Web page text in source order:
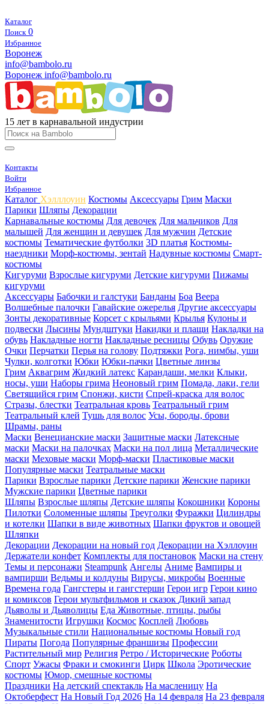
Каталог
Поиск 0
Избранное
Воронеж
info@bambolo.ru
Воронеж info@bambolo.ru
15 лет в карнавальной индустрии
Контакты
Войти
Избранное
Каталог Хэлллоуин Костюмы Аксессуары Грим Маски
Парики Шляпы Декорации
Карнавальные костюмы Для девочек Для мальчиков Для
малышей Для женщин и девушек Для мужчин Детские
костюмы Тематические футболки 3D платья Костюмы-
наездники Морф-костюмы, зентай Надувные костюмы Смарт-
костюмы
Кигуруми Взрослые кигуруми Детские кигуруми Пижамы
кигуруми
Аксессуары Бабочки и галстуки Банданы Боа Веера
Волшебные палочки Гавайские ожерелья Другие аксессуары
Зонты декоративные Корсет с крыльями Крылья Кулоны и
подвески Лысины Мундштуки Накидки и плащи Накладки на
обувь Накладные ногти Накладные ресницы Обувь Оружие
Очки Перчатки Перья на голову Подтяжки Рога, нимбы, уши
Чулки, колготки Юбки Юбки-пачки Цветные линзы
Грим Аквагрим Жидкий латекс Карандаши, мелки Клыки,
носы, уши Наборы грима Неоновый грим Помада, лаки, гели
Светящийся грим Спонжи, кисти Спрей-краска для волос
Стразы, блестки Театральная кровь Театральный грим
Театральный клей Тушь для волос Усы, бороды, брови
Шрамы, раны
Маски Венецианские маски Защитные маски Латексные
маски Маски на палочках Маски на пол лица Металлические
маски Меховые маски Морф-маски Пластиковые маски
Популярные маски Театральные маски
Парики Взрослые парики Детские парики Женские парики
Мужские парики Цветные парики
Шляпы Взрослые шляпы Детские шляпы Кокошники Короны
Пилотки Соломенные шляпы Треуголки Фуражки Цилиндры
и котелки Шапки в виде животных Шапки фруктов и овощей
Шляпки
Декорации Декорации на новый год Декорации на Хэллоуин
Держатели конфет Комплекты для постановок Маски на стену
Темы и персонажи Steampunk Ангелы Аниме Вампиры и
вампирши Ведьмы и колдуны Вирусы, микробы Военные
Времена года Гангстеры и гангстерши Герои игр Герои кино
и комиксов Герои мультфильмов и сказок Дикий запад
Дьяволы и Дьяволицы Еда Животные, птицы, рыбы
Знаменитости Игрушки Космос Косплей Любовь
Музыкальные стили Национальные костюмы Новый год
Пираты Погода Популярные франшизы Профессии
Растительный мир Религия Ретро / Исторические Роботы
Спорт Ужасы Фраки и смокинги Цирк Школа Эротические
костюмы Юмор, смешные костюмы
Праздники На детский спектакль На масленицу На
Октоберфест На Новый Год 2026 На 14 февраля На 23 февраля